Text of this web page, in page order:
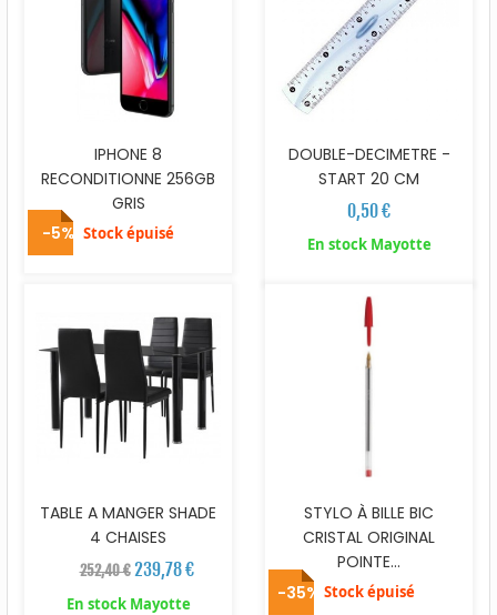
IPHONE 8
RECONDITIONNE 256GB
GRIS
Stock épuisé
DOUBLE-DECIMETRE -
START 20 CM
0,50 €
En stock Mayotte
-5%
TABLE A MANGER SHADE
4 CHAISES
252,40 € 239,78 €
En stock Mayotte
STYLO À BILLE BIC
CRISTAL ORIGINAL
POINTE...
Stock épuisé
-35%